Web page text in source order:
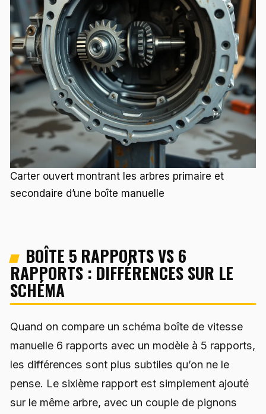
Carter ouvert montrant les arbres primaire et
secondaire d’une boîte manuelle
BOÎTE 5 RAPPORTS VS 6
RAPPORTS : DIFFÉRENCES SUR LE
SCHÉMA
Quand on compare un schéma boîte de vitesse
manuelle 6 rapports avec un modèle à 5 rapports,
les différences sont plus subtiles qu’on ne le
pense. Le sixième rapport est simplement ajouté
sur le même arbre, avec un couple de pignons